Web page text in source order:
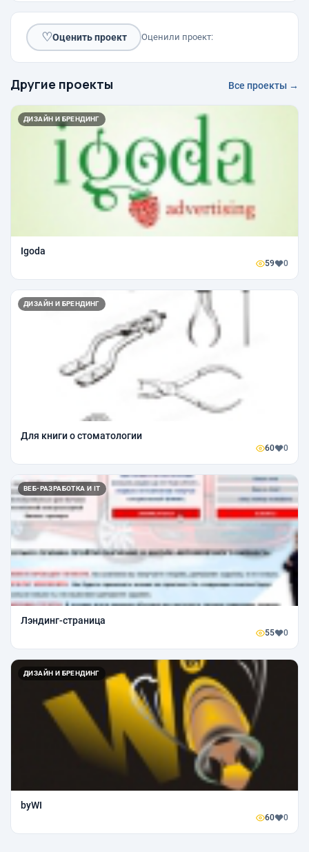
♡Оценить проект Оценили проект:
Другие проекты Все проекты →
ДИЗАЙН И БРЕНДИНГ
Igoda
59 0
ДИЗАЙН И БРЕНДИНГ
Для книги о стоматологии
60 0
ВЕБ-РАЗРАБОТКА И IT
Лэндинг-страница
55 0
ДИЗАЙН И БРЕНДИНГ
byWI
60 0